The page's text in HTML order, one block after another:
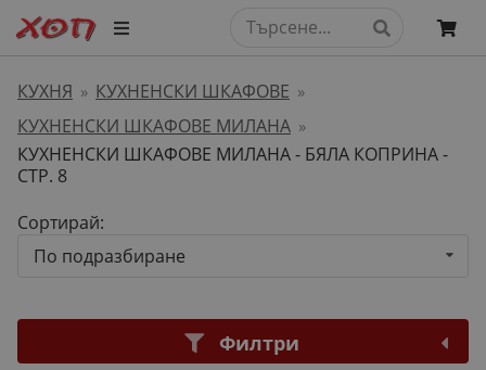
КУХНЯ » КУХНЕНСКИ ШКАФОВЕ »
КУХНЕНСКИ ШКАФОВЕ МИЛАНА »
КУХНЕНСКИ ШКАФОВЕ МИЛАНА - БЯЛА КОПРИНА-
СТР. 8
Сортирай:
По подразбиране
Филтри